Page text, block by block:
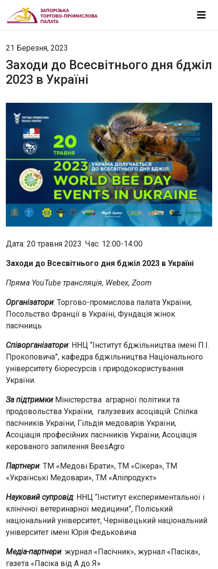
21 Березня, 2023
Заходи до Всесвітнього дня бджіл
2023 в Україні
Дата: 20 травня 2023. Час: 12:00-14:00
Заходи до Всесвітнього дня бджіл 2023 в Україні
Пряма YouTube трансляція, Webex, Zoom
Організатори: Торгово-промислова палата України,
Посольство Франції в Україні, Фундація жінок
пасічниць
Співорганізатори: ННЦ “Інститут бджільництва імені П.І.
Прокоповича”, кафедра бджільництва Національного
університету біоресурсів і природокористування
України.
За підтримки Міністерства аграрної політики та
продовольства України, галузевих асоціацій: Спілка
пасічників України, Гільдія медоварів України,
Асоціація професійних пасічників України, Асоціація
керованого запилення BeesAgro
Партнери: ТМ «Медові Брати», ТМ «Сікера», ТМ
«Українські Медовари», ТМ «Апіпродукт»
Науковий супровід: ННЦ “Інститут експериментальної і
клінічної ветеринарної медицини”, Поліський
національний університет, Чернівецький національний
університет імені Юрія Федьковича
Медіа-партнери: журнал «Пасічник», журнал «Пасіка»,
газета «Пасіка від А до Я»